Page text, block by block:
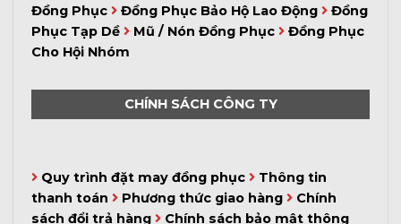
Đồng Phục
Đồng Phục Bảo Hộ Lao Động
Đồng
Phục Tạp Dề
Mũ / Nón Đồng Phục
Đồng Phục
Cho Hội Nhóm
CHÍNH SÁCH CÔNG TY
Quy trình đặt may đồng phục
Thông tin
thanh toán
Phương thức giao hàng
Chính
sách đổi trả hàng
Chính sách bảo mật thông